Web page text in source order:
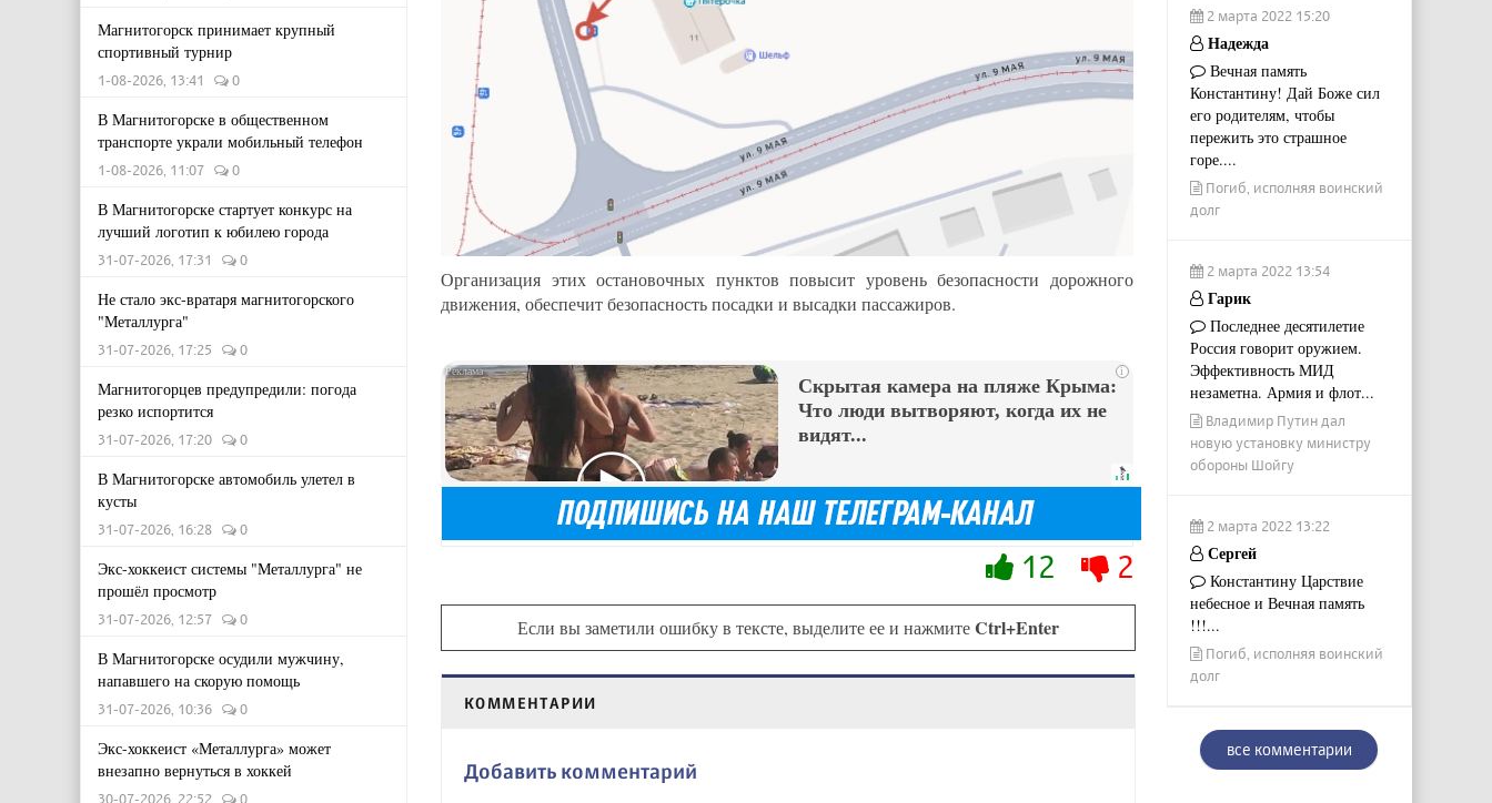
Магнитогорск принимает крупный
спортивный турнир
1-08-2026, 13:41 0
В Магнитогорске в общественном
транспорте украли мобильный телефон
1-08-2026, 11:07 0
В Магнитогорске стартует конкурс на
лучший логотип к юбилею города
31-07-2026, 17:31 0
Не стало экс-вратаря магнитогорского
"Металлурга"
31-07-2026, 17:25 0
Магнитогорцев предупредили: погода
резко испортится
31-07-2026, 17:20 0
В Магнитогорске автомобиль улетел в
кусты
31-07-2026, 16:28 0
Экс-хоккеист системы "Металлурга" не
прошёл просмотр
31-07-2026, 12:57 0
В Магнитогорске осудили мужчину,
напавшего на скорую помощь
31-07-2026, 10:36 0
Экс-хоккеист «Металлурга» может
внезапно вернуться в хоккей
30-07-2026, 22:52 0
Организация этих остановочных пунктов повысит уровень безопасности дорожного
движения, обеспечит безопасность посадки и высадки пассажиров.
i
Скрытая камера на пляже Крыма:
Что люди вытворяют, когда их не
видят...
12 2
Если вы заметили ошибку в тексте, выделите ее и нажмитеCtrl+Enter
КОММЕНТАРИИ
Добавить комментарий
2 марта 2022 15:20
Надежда
Вечная память
Константину! Дай Боже сил
его родителям, чтобы
пережить это страшное
горе....
Погиб, исполняя воинский
долг
2 марта 2022 13:54
Гарик
Последнее десятилетие
Россия говорит оружием.
Эффективность МИД
незаметна. Армия и флот...
Владимир Путин дал
новую установку министру
обороны Шойгу
2 марта 2022 13:22
Сергей
Константину Царствие
небесное и Вечная память
!!!...
Погиб, исполняя воинский
долг
все комментарии